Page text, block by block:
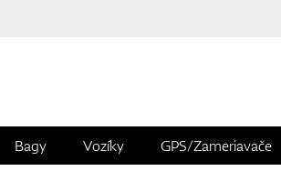
Bagy Vozíky GPS/Zameriavače